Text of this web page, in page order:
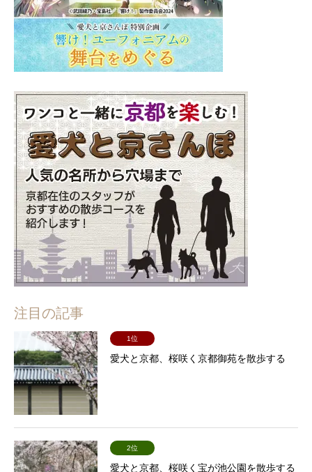
注目の記事
1位
愛犬と京都、桜咲く京都御苑を散歩する
2位
愛犬と京都、桜咲く宝が池公園を散歩する